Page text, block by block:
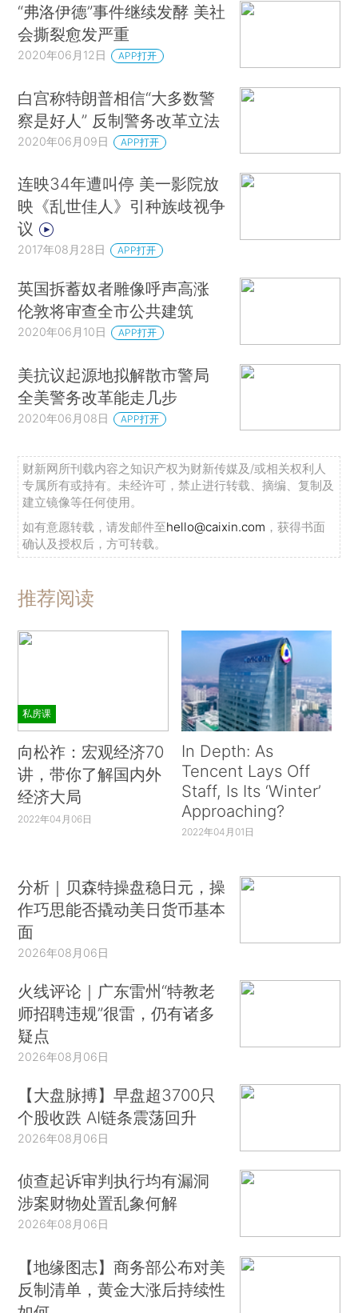
“弗洛伊德”事件继续发酵 美社
会撕裂愈发严重
2020年06月12日 APP打开
白宫称特朗普相信“大多数警
察是好人” 反制警务改革立法
2020年06月09日 APP打开
连映34年遭叫停 美一影院放
映《乱世佳人》引种族歧视争
议
2017年08月28日 APP打开
英国拆蓄奴者雕像呼声高涨
伦敦将审查全市公共建筑
2020年06月10日 APP打开
美抗议起源地拟解散市警局
全美警务改革能走几步
2020年06月08日 APP打开
财新网所刊载内容之知识产权为财新传媒及/或相关权利人
专属所有或持有。未经许可，禁止进行转载、摘编、复制及
建立镜像等任何使用。
如有意愿转载，请发邮件至hello@caixin.com ，获得书面
确认及授权后，方可转载。
推荐阅读
私房课
向松祚：宏观经济70
讲，带你了解国内外
经济大局
2022年04月06日
In Depth: As
Tencent Lays Off
Staff, Is Its ‘Winter’
Approaching?
2022年04月01日
分析｜贝森特操盘稳日元，操
作巧思能否撬动美日货币基本
面
2026年08月06日
火线评论｜广东雷州“特教老
师招聘违规”很雷，仍有诸多
疑点
2026年08月06日
【大盘脉搏】早盘超3700只
个股收跌 AI链条震荡回升
2026年08月06日
侦查起诉审判执行均有漏洞
涉案财物处置乱象何解
2026年08月06日
【地缘图志】商务部公布对美
反制清单，黄金大涨后持续性